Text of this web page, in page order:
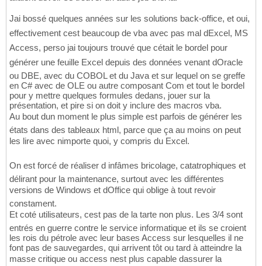
Jai bossé quelques années sur les solutions back-office, et oui,
effectivement cest beaucoup de vba avec pas mal dExcel, MS
Access, perso jai toujours trouvé que cétait le bordel pour
générer une feuille Excel depuis des données venant dOracle
ou DBE, avec du COBOL et du Java et sur lequel on se greffe
en C# avec de OLE ou autre composant Com et tout le bordel
pour y mettre quelques formules dedans, jouer sur la
présentation, et pire si on doit y inclure des macros vba.
Au bout dun moment le plus simple est parfois de générer les
états dans des tableaux html, parce que ça au moins on peut
les lire avec nimporte quoi, y compris du Excel.
On est forcé de réaliser d infâmes bricolage, catatrophiques et
délirant pour la maintenance, surtout avec les différentes
versions de Windows et dOffice qui oblige à tout revoir
constament.
Et coté utilisateurs, cest pas de la tarte non plus. Les 3/4 sont
entrés en guerre contre le service informatique et ils se croient
les rois du pétrole avec leur bases Access sur lesquelles il ne
font pas de sauvegardes, qui arrivent tôt ou tard à atteindre la
masse critique ou access nest plus capable dassurer la